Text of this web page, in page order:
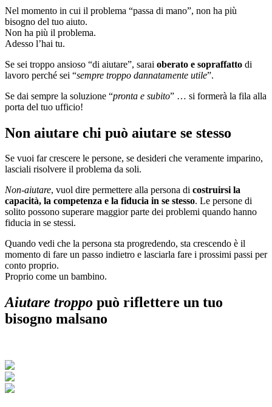
Nel momento in cui il problema “passa di mano”, non ha più
bisogno del tuo aiuto.
Non ha più il problema.
Adesso l’hai tu.
Se sei troppo ansioso “di aiutare”, sarai oberato e sopraffatto di
lavoro perché sei “sempre troppo dannatamente utile”.
Se dai sempre la soluzione “pronta e subito” … si formerà la fila alla
porta del tuo ufficio!
Non aiutare chi può aiutare se stesso
Se vuoi far crescere le persone, se desideri che veramente imparino,
lasciali risolvere il problema da soli.
Non-aiutare, vuol dire permettere alla persona di costruirsi la
capacità, la competenza e la fiducia in se stesso. Le persone di
solito possono superare maggior parte dei problemi quando hanno
fiducia in se stessi.
Quando vedi che la persona sta progredendo, sta crescendo è il
momento di fare un passo indietro e lasciarla fare i prossimi passi per
conto proprio.
Proprio come un bambino.
Aiutare troppo può riflettere un tuo
bisogno malsano